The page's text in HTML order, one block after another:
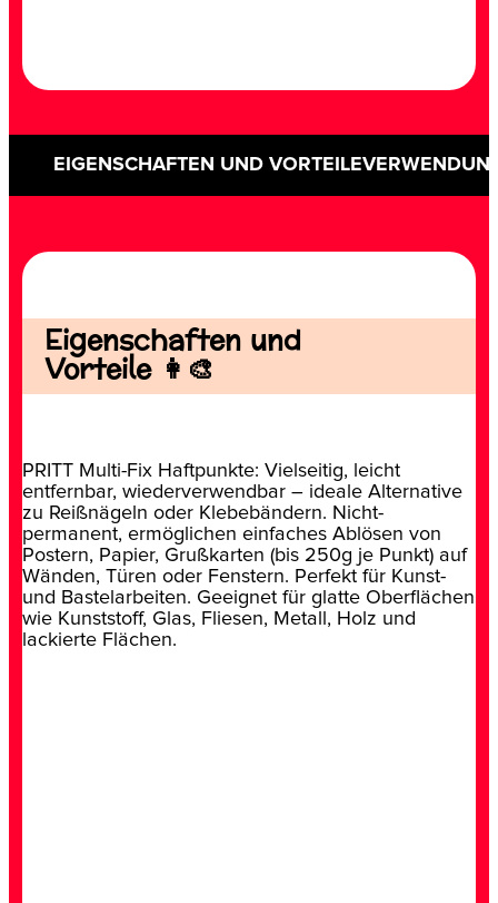
EIGENSCHAFTEN UND VORTEILE
Eigenschaften und
Vorteile 👩‍🎨
PRITT Multi-Fix Haftpunkte: Vielseitig, leicht
entfernbar, wiederverwendbar – ideale Alternative
zu Reißnägeln oder Klebebändern. Nicht-
permanent, ermöglichen einfaches Ablösen von
Postern, Papier, Grußkarten (bis 250g je Punkt) auf
Wänden, Türen oder Fenstern. Perfekt für Kunst-
und Bastelarbeiten. Geeignet für glatte Oberflächen
wie Kunststoff, Glas, Fliesen, Metall, Holz und
lackierte Flächen.